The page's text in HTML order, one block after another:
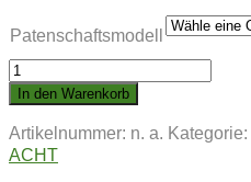
Patenschaftsmodell
LILA
DREIECK
DER
ACHT
In den Warenkorb
Artikelnummer: n. a. Kategorie:
ACHT